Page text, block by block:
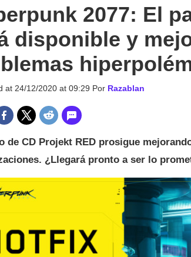
2077: El
disponible y
at 24/12/2020 at 09:29 Por Razablan
de CD Projekt RED prosigue
¿Llegará pronto a ser lo